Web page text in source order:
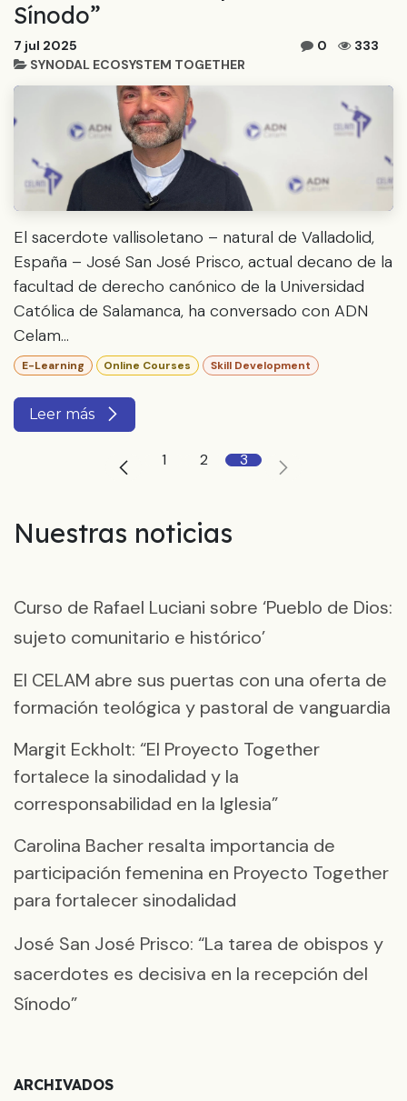
Sínodo”
7 jul 2025 0
333
SYNODAL ECOSYSTEM TOGETHER
El sacerdote vallisoletano – natural de Valladolid,
España – José San José Prisco, actual decano de la
facultad de derecho canónico de la Universidad
Católica de Salamanca, ha conversado con ADN
Celam...
E-Learning Online Courses Skill Development
Leer más
1 2 3
Nuestras noticias
Curso de Rafael Luciani sobre ‘Pueblo de Dios:
sujeto comunitario e histórico’
El CELAM abre sus puertas con una oferta de
formación teológica y pastoral de vanguardia
Margit Eckholt: “El Proyecto Together
fortalece la sinodalidad y la
corresponsabilidad en la Iglesia”
Carolina Bacher resalta importancia de
participación femenina en Proyecto Together
para fortalecer sinodalidad
José San José Prisco: “La tarea de obispos y
sacerdotes es decisiva en la recepción del
Sínodo”
ARCHIVADOS